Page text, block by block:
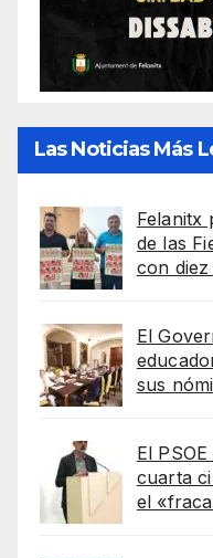
Las Noticias Más
Felanitx
de las
con
El
sus
El
cuarta
el